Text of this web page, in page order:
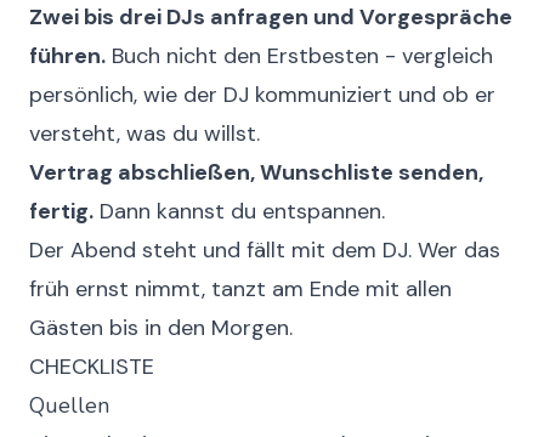
Zwei bis drei DJs anfragen und Vorgespräche
führen. Buch nicht den Erstbesten - vergleich
persönlich, wie der DJ kommuniziert und ob er
versteht, was du willst.
Vertrag abschließen, Wunschliste senden,
fertig. Dann kannst du entspannen.
Der Abend steht und fällt mit dem DJ. Wer das
früh ernst nimmt, tanzt am Ende mit allen
Gästen bis in den Morgen.
CHECKLISTE
Quellen